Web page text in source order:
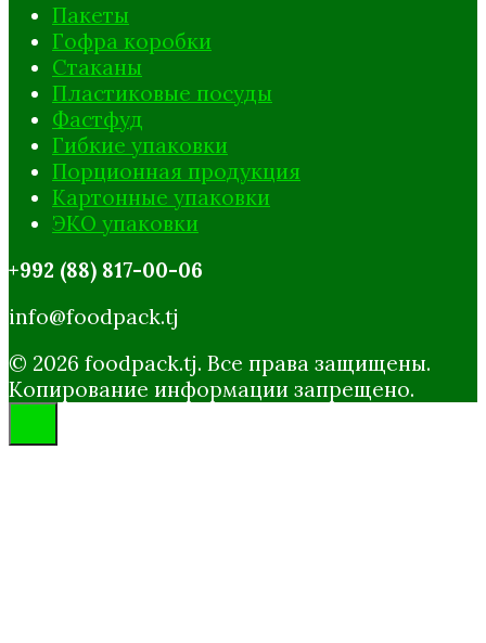
Пакеты
Гофра коробки
Стаканы
Пластиковые посуды
Фастфуд
Гибкие упаковки
Порционная продукция
Картонные упаковки
ЭКО упаковки
+992 (88) 817-00-06
info@foodpack.tj
© 2026 foodpack.tj. Все права защищены.
Копирование информации запрещено.